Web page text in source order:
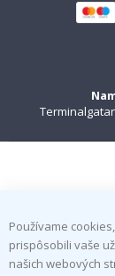
Používame
prispôsobili vaše
našich webových